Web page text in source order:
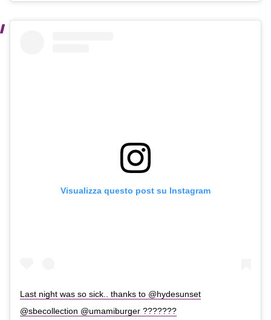
Visualizza questo post su Instagram
Last night was so sick.. thanks to @hydesunset
@sbecollection @umamiburger ???????